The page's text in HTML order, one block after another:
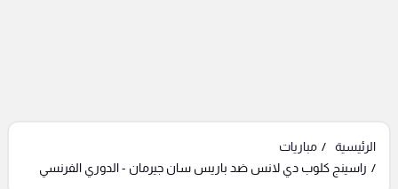
الرئيسية
مباريات
راسينج كلوب دي لانس ضد باريس سان جيرمان - الدوري الفرنسي